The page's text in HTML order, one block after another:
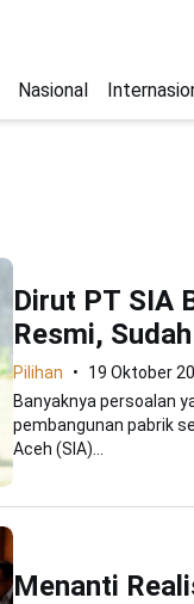
Nasional
Dirut PT SIA
Resmi,
Pilihan
19 Oktober
Banyaknya persoalan
pembangunan pabrik
Aceh (SIA)...
Menanti